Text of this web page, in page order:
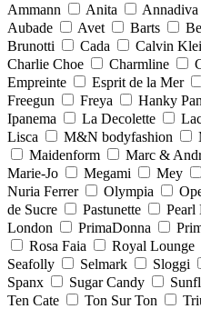
Ammann
Anita Annadiva
Aubade
Avet Barts
Brunotti
Cada Calvin
Charlie Choe
Charmline
Empreinte
Esprit de la Mer
Freegun
Freya Hanky
Ipanema
La Decolette
Lisca
M&N bodyfashion
Maidenform
Marc &
Marie-Jo
Megami Mey
Nuria Ferrer
Olympia
de Sucre
Pastunette Pearl
London
PrimaDonna
Rosa Faia
Royal Lounge
Seafolly
Selmark Sloggi
Spanx
Sugar Candy
Ten Cate
Ton Sur Ton